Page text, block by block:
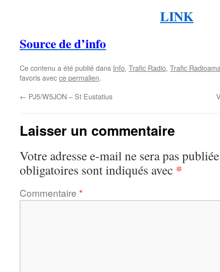
LINK
Source de d’info
Ce contenu a été publié dans Info, Trafic Radio, Trafic
favoris avecce permalien.
← PJ5/W5JON – St Eustatius
Laisser un commentaire
Votre adresse e-mail ne sera pas
obligatoires sont indiqués avec *
Commentaire *